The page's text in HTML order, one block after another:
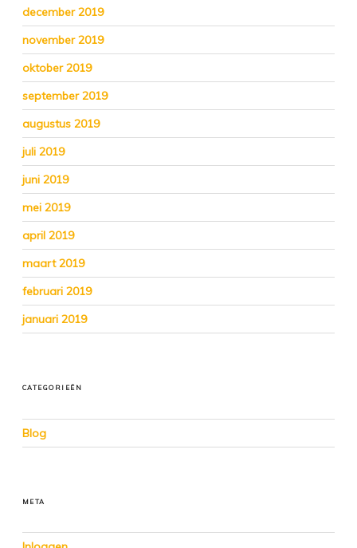
december 2019
november 2019
oktober 2019
september 2019
augustus 2019
juli 2019
juni 2019
mei 2019
april 2019
maart 2019
februari 2019
januari 2019
CATEGORIEËN
Blog
META